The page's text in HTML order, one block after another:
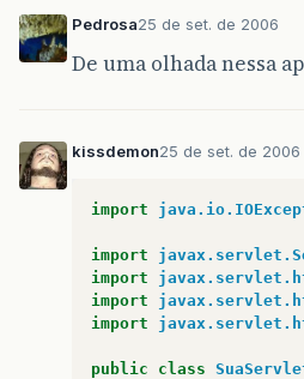
Pedrosa25 de set. de 2006
De uma olhada nessa
kissdemon25 de set. de 2006
import
import
import
import
import
public class